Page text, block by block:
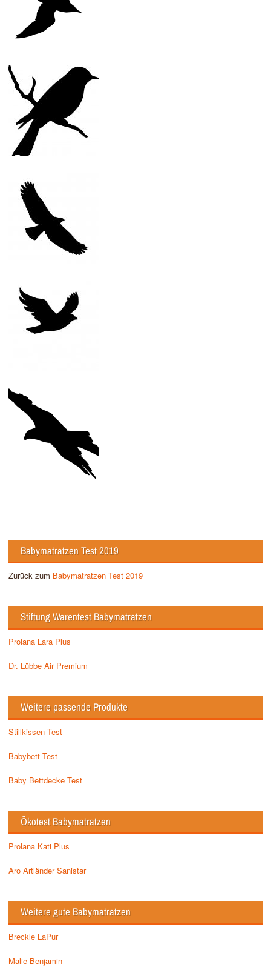
Babymatratzen Test 2019
Zurück zum Babymatratzen Test 2019
Stiftung Warentest Babymatratzen
Prolana Lara Plus
Dr. Lübbe Air Premium
Weitere passende Produkte
Stillkissen Test
Babybett Test
Baby Bettdecke Test
Ökotest Babymatratzen
Prolana Kati Plus
Aro Artländer Sanistar
Weitere gute Babymatratzen
Breckle LaPur
Malie Benjamin